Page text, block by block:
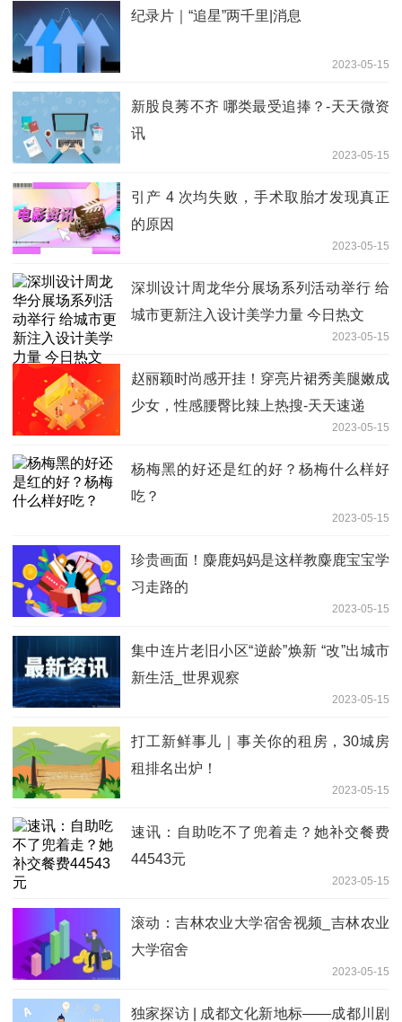
纪录片｜“追星”两千里|消息
2023-05-15
新股良莠不齐 哪类最受追捧？-天天微资
讯
2023-05-15
引产 4 次均失败，手术取胎才发现真正
的原因
2023-05-15
深圳设计周龙华分展场系列活动举行 给
城市更新注入设计美学力量 今日热文
2023-05-15
赵丽颖时尚感开挂！穿亮片裙秀美腿嫩成
少女，性感腰臀比辣上热搜-天天速递
2023-05-15
杨梅黑的好还是红的好？杨梅什么样好
吃？
2023-05-15
珍贵画面！麋鹿妈妈是这样教麋鹿宝宝学
习走路的
2023-05-15
集中连片老旧小区“逆龄”焕新 “改”出城市
新生活_世界观察
2023-05-15
打工新鲜事儿｜事关你的租房，30城房
租排名出炉！
2023-05-15
速讯：自助吃不了兜着走？她补交餐费
44543元
2023-05-15
滚动：吉林农业大学宿舍视频_吉林农业
大学宿舍
2023-05-15
独家探访 | 成都文化新地标——成都川剧